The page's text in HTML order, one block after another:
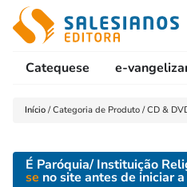
Catequese e-
Início /Categoria de Produto /CD &
É Paróquia/ Instituição
se no site antes de iniciar